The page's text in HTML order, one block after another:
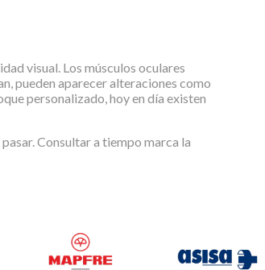
visual. Los músculos oculares
pueden aparecer alteraciones como
personalizado, hoy en día existen
Consultar a tiempo marca la